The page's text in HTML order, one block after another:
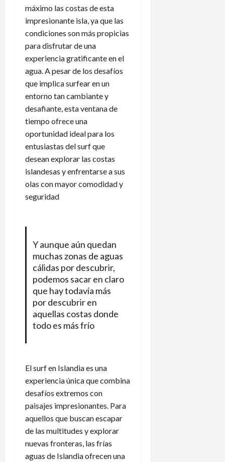
máximo las costas de esta
impresionante isla, ya que las
condiciones son más propicias
para disfrutar de una
experiencia gratificante en el
agua. A pesar de los desafíos
que implica surfear en un
entorno tan cambiante y
desafiante, esta ventana de
tiempo ofrece una
oportunidad ideal para los
entusiastas del surf que
desean explorar las costas
islandesas y enfrentarse a sus
olas con mayor comodidad y
seguridad
Y aunque aún quedan
muchas zonas de aguas
cálidas por descubrir,
podemos sacar en claro
que hay todavía más
por descubrir en
aquellas costas donde
todo es más frío
El surf en Islandia es una
experiencia única que combina
desafíos extremos con
paisajes impresionantes. Para
aquellos que buscan escapar
de las multitudes y explorar
nuevas fronteras, las frías
aguas de Islandia ofrecen una